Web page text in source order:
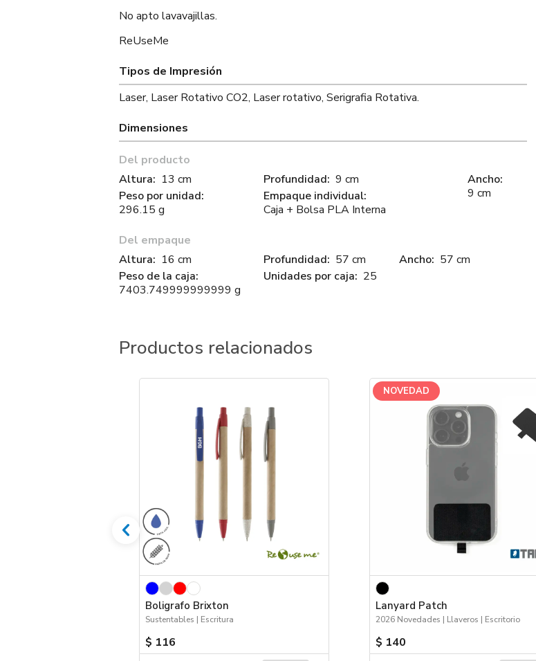
No apto lavavajillas.
ReUseMe
Tipos de Impresión
Laser, Laser Rotativo CO2, Laser rotativo, Serigrafia Rotativa.
Dimensiones
Del producto
Altura: 13 cm
Peso por unidad:
296.15 g
Profundidad: 9 cm
Empaque individual:
Caja + Bolsa PLA Interna
Ancho:
9 cm
Del empaque
Altura: 16 cm
Peso de la caja:
7403.749999999999 g
Profundidad: 57 cm
Unidades por caja: 25
Ancho: 57 cm
Productos relacionados
Boligrafo Brixton
Sustentables | Escritura
$ 116
NOVEDAD
Lanyard Patch
2026 Novedades | Llaveros | Escritorio
$ 140